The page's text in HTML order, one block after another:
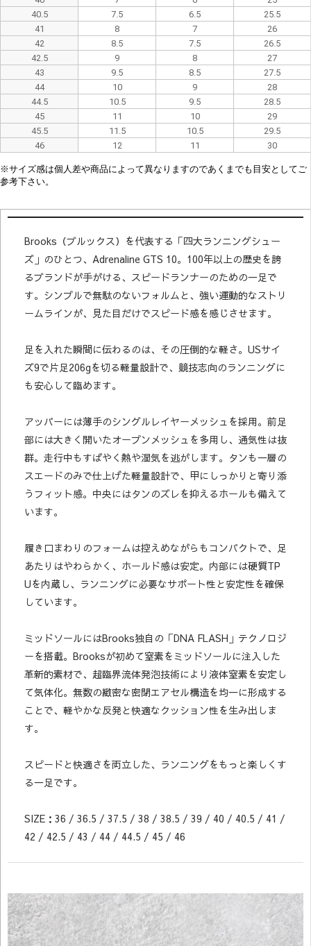
40.5
7.5 6.5
25.5
41
8 7
26
42
8.5 7.5
26.5
42.5
9 8
27
43
9.5 8.5
27.5
44
10 9
28
44.5
10.5 9.5
28.5
45
11 10
29
45.5
11.5 10.5
29.5
46
12 11 30
※サイズ感は個人差や商品によって異なり ますのであくまでも目安としてご
参考下さい。
Brooks（ブルックス）を代表する「四大ランニングシュー
ズ」のひとつ、Adrenaline GTS 10。100年以上の歴史を誇
るブランドが手がける、スピードランナーのための一足で
す。シンプルで無駄のないフォルムと、強い運動的なストリ
ームラインが、見た目だけでスピード感を感じさせます。
足を入れた瞬間に伝わるのは、その圧倒的な軽さ。USサイ
ズ9で片足206gを切る軽量設計で、競技志向のランニングに
も安心して臨めます。
アッパーには薄手のシングルレイヤーメッシュを採用。前足
部には大きく開いたオープンメッシュを多用し、通気性は抜
群。走行中もすばやく熱や湿気を逃がします。タンも一層の
スエードのみで仕上げた軽量設計で、甲にしっかりと寄り添
うフィット感。中央にはタンのズレを抑えるホールも備えて
います。
履き口まわりのフォームは控えめながらもコンパクトで、足
あたりはやわらかく、ホールド感は安定。内部には硬質TP
Uを内蔵し、ランニングに必要なサポート性と安定性を確保
しています。
ミッドソールにはBrooks独自の「DNA FLASH」テクノロジ
ーを搭載。Brooksが初めて窒素をミッドソールに注入した
革新的素材で、超臨界流体発泡技術により液体窒素を安定し
て気体化。無数の緻密な密閉エアセル構造を均一に形成する
ことで、軽やかな反発と快適なクッション性を生み出しま
す。
スピードと快適さを両立した、ランニングをもっと楽しくす
る一足です。
SIZE：36 / 36.5 / 37.5 / 38 / 38.5 / 39 / 40 / 40.5 / 41 /
42 / 42.5 / 43 / 44 / 44.5 / 45 / 46